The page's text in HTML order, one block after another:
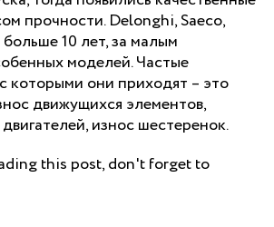
прочности. Delonghi, Saeco,
10 лет, за малым
моделей. Частые
которыми они приходят – это
движущихся элементов,
износ шестеренок.
this post, don't forget to